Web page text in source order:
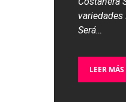
Será…
LEER MÁS